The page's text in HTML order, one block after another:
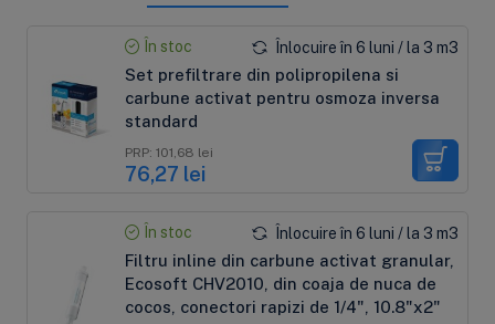
În stoc Înlocuire în 6 luni / la 3 m3
Set prefiltrare din polipropilena si
carbune activat pentru osmoza inversa
standard
PRP: 101,68 lei
76,27 lei
În stoc Înlocuire în 6 luni / la 3 m3
Filtru inline din carbune activat granular,
Ecosoft CHV2010, din coaja de nuca de
cocos, conectori rapizi de 1/4", 10.8"x2"